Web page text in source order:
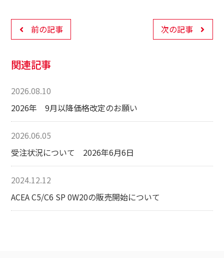
前の記事 次の記事
関連記事
2026.08.10
2026年 9月以降価格改定のお願い
2026.06.05
受注状況について 2026年6月6日
2024.12.12
ACEA C5/C6 SP 0W20の販売開始について